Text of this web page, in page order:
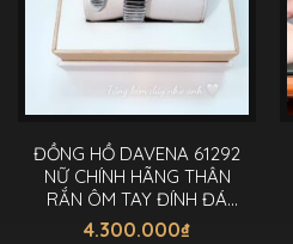
ĐỒNG HỒ DAVENA 61292
NỮ CHÍNH HÃNG THÂN
RẮN ÔM TAY ĐÍNH ĐÁ
26X33MM
4.300.000₫